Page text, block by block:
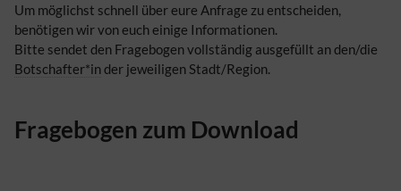
Um möglichst schnell über eure Anfrage zu entscheiden,
benötigen wir von euch einige Informationen.
Bitte sendet den Fragebogen vollständig ausgefüllt an den/die
Botschafter*inder jeweiligen Stadt/Region.
Fragebogen zum Download